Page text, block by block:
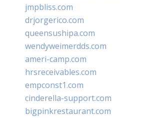
jmpbliss.com
drjorgerico.com
queensushipa.com
wendyweimerdds.com
ameri-camp.com
hrsreceivables.com
empconst1.com
cinderella-support.com
bigpinkrestaurant.com